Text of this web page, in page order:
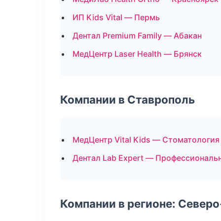
ИП Kids Vital — Пермь
Дентал Premium Family — Абакан
МедЦентр Laser Health — Брянск
Компании в Ставрополь
МедЦентр Vital Kids — Стоматология
Дентал Lab Expert —
Компании в регионе: